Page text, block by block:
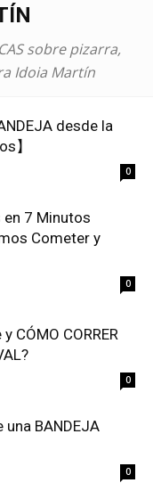
sobre pizarra,
Idoia Martín
desde la
】
0
en 7 Minutos
Cometer y
0
CÓMO CORRER
0
BANDEJA
0